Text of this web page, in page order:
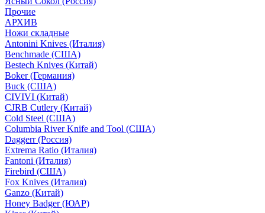
Прочие
АРХИВ
Ножи складные
Antonini Knives (Италия)
Benchmade (США)
Bestech Knives (Китай)
Boker (Германия)
Buck (США)
CIVIVI (Китай)
CJRB Cutlery (Китай)
Cold Steel (США)
Columbia River Knife and Tool (США)
Daggerr (Россия)
Extrema Ratio (Италия)
Fantoni (Италия)
Firebird (США)
Fox Knives (Италия)
Ganzo (Китай)
Honey Badger (ЮАР)